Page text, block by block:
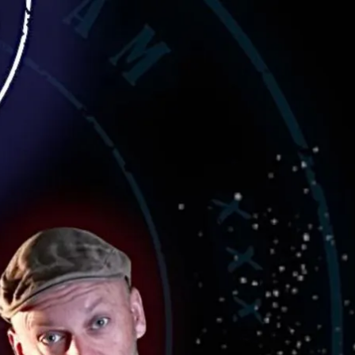
B2B Portal